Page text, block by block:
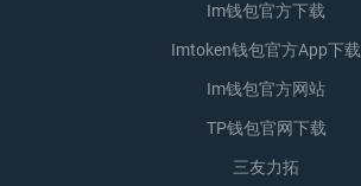
Im钱包官方下载
Imtoken钱包官方app下载
Im钱包官方网站
TP钱包官网下载
三友力拓